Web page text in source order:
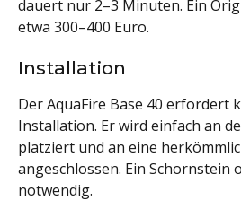
dauert nur 2–3 Minuten. Ein
etwa 300–400 Euro.
Installation
Der AquaFire Base 40 erfordert
Installation. Er wird einfach an
platziert und an eine
angeschlossen. Ein Schornstein
notwendig.